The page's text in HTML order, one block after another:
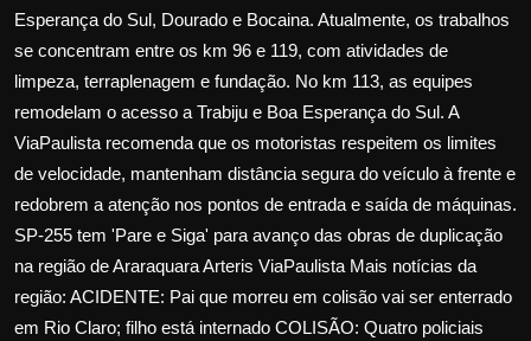
Esperança do Sul, Dourado e Bocaina. Atualmente, os trabalhos
se concentram entre os km 96 e 119, com atividades de
limpeza, terraplenagem e fundação. No km 113, as equipes
remodelam o acesso a Trabiju e Boa Esperança do Sul. A
ViaPaulista recomenda que os motoristas respeitem os limites
de velocidade, mantenham distância segura do veículo à frente e
redobrem a atenção nos pontos de entrada e saída de máquinas.
SP-255 tem 'Pare e Siga' para avanço das obras de duplicação
na região de Araraquara Arteris ViaPaulista Mais notícias da
região: ACIDENTE: Pai que morreu em colisão vai ser enterrado
em Rio Claro; filho está internado COLISÃO: Quatro policiais